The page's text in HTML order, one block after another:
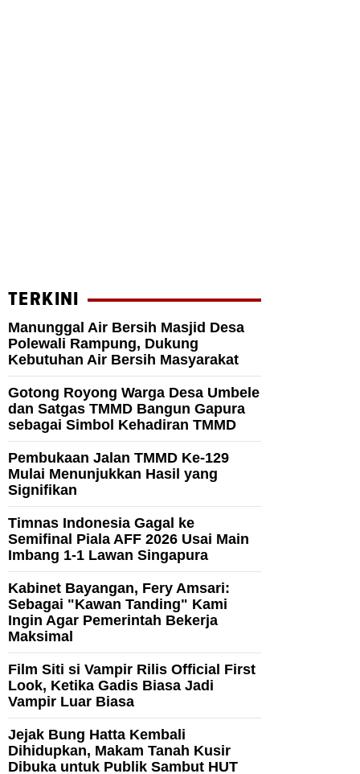
TERKINI
Manunggal Air Bersih Masjid Desa
Polewali Rampung, Dukung
Kebutuhan Air Bersih Masyarakat
Gotong Royong Warga Desa Umbele
dan Satgas TMMD Bangun Gapura
sebagai Simbol Kehadiran TMMD
Pembukaan Jalan TMMD Ke-129
Mulai Menunjukkan Hasil yang
Signifikan
Timnas Indonesia Gagal ke
Semifinal Piala AFF 2026 Usai Main
Imbang 1-1 Lawan Singapura
Kabinet Bayangan, Fery Amsari:
Sebagai "Kawan Tanding" Kami
Ingin Agar Pemerintah Bekerja
Maksimal
Film Siti si Vampir Rilis Official First
Look, Ketika Gadis Biasa Jadi
Vampir Luar Biasa
Jejak Bung Hatta Kembali
Dihidupkan, Makam Tanah Kusir
Dibuka untuk Publik Sambut HUT